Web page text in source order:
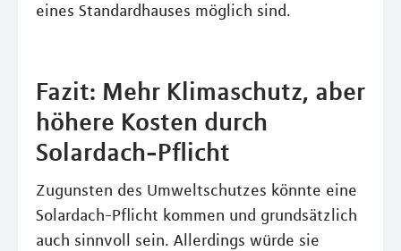
eines Standardhauses möglich sind.
Fazit: Mehr Klimaschutz, aber
höhere Kosten durch
Solardach-Pflicht
Zugunsten des Umweltschutzes könnte eine
Solardach-Pflicht kommen und grundsätzlich
auch sinnvoll sein. Allerdings würde sie